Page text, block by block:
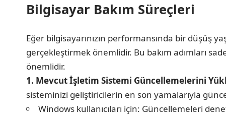
Bilgisayar Bakım Süreçleri
Eğer bilgisayarınızın performansında bir düşüş
gerçekleştirmek önemlidir. Bu bakım adımları
önemlidir.
1. Mevcut İşletim Sistemi Güncellemelerini
sisteminizi geliştiricilerin en son yamalarıyla
Windows kullanıcıları için: Güncellemeleri